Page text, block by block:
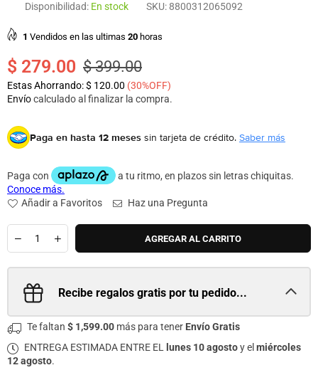
Disponibilidad: En stock SKU:8800312065092
1 Vendidos en las ultimas 20 horas
habitual
$ 279.00 $ 399.00
Estas Ahorrando:$ 120.00 (30%OFF)
Envíocalculado al finalizar la compra.
Paga en hasta 12 meses sin tarjeta de crédito. Saber más
Añadir a Favoritos Haz una Pregunta
Cantidad
AGREGAR AL CARRITO
Recibe regalos gratis por tu pedido...
Te faltan $ 1,599.00 más para tener Envío Gratis
ENTREGA ESTIMADA ENTRE EL
lunes 10 agostoy el miércoles
12 agosto.